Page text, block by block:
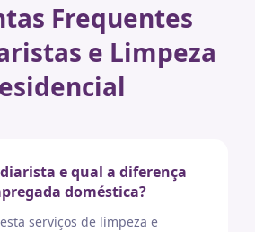
Frequentes
e Limpeza
e qual a diferença
doméstica?
serviços de limpeza e